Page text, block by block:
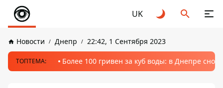
UK
Новости Днепр 22:42, 1 Сентября 2023
ТОПТЕМА: Более 100 гривен за куб воды: в Днепре